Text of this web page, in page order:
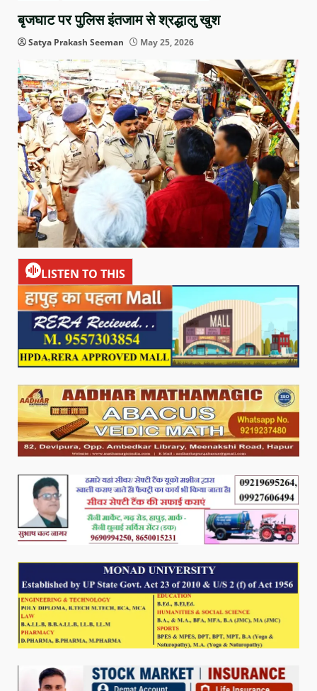
बृजघाट पर पुलिस इंतजाम से श्रद्धालु खुश
Satya Prakash Seeman May 25, 2026
LISTEN TO THIS